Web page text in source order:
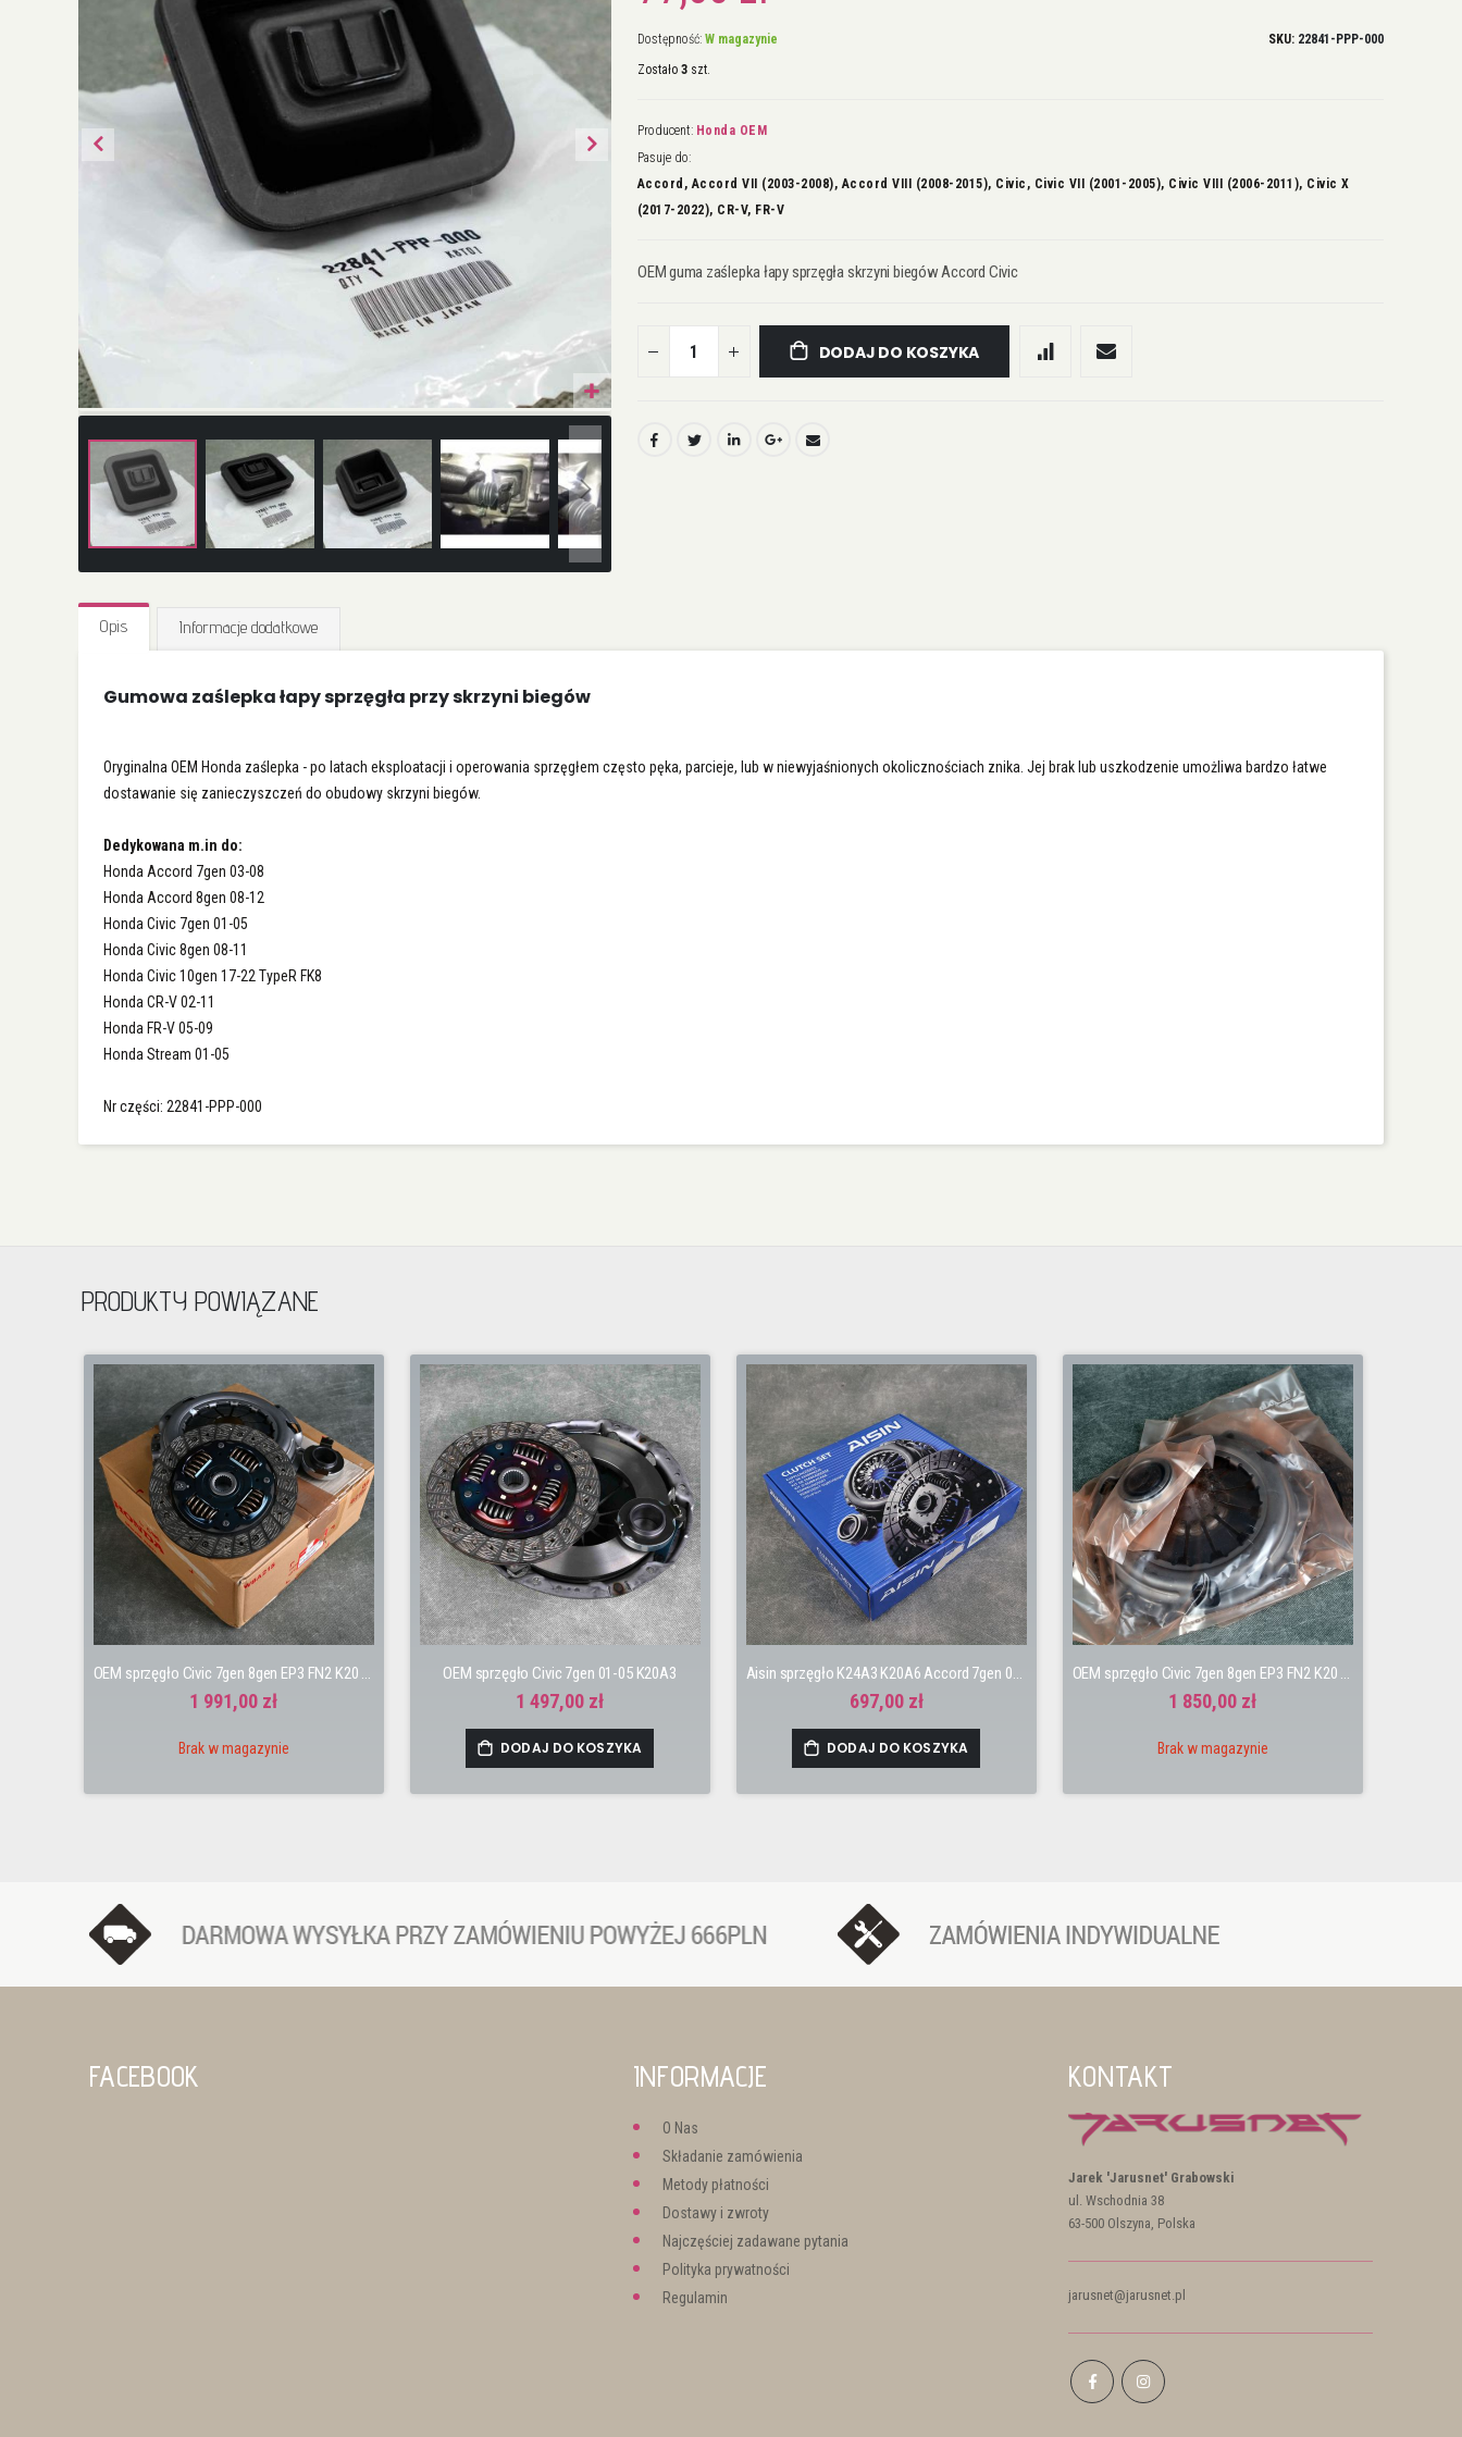
na
początek
Dostępność: W magazynie
Zostało 3szt.
SKU 22841-PPP-000
Producent: Honda OEM
Pasuje do:
Accord, Accord VII (2003-2008), Accord VIII (2008-2015), Civic, Civic VII (2001-2005), Civic VIII (2006-2011), Civic X
(2017-2022), CR-V, FR-V
OEM guma zaślepka łapy sprzęgła skrzyni biegów Accord Civic
DODAJ DO KOSZYKA
Opis
Gumowa zaślepka łapy sprzęgła przy skrzyni biegów
Oryginalna OEM Honda zaślepka - po latach eksploatacji i operowania sprzęgłem często pęka, parcieje, lub w niewyjaśnionych okolicznościach znika. Jej brak lub uszkodzenie umożliwa bardzo łatwe
dostawanie się zanieczyszczeń do obudowy skrzyni biegów.
Dedykowana m.in do:
Honda Accord 7gen 03-08
Honda Accord 8gen 08-12
Honda Civic 7gen 01-05
Honda Civic 8gen 08-11
Honda Civic 10gen 17-22 TypeR FK8
Honda CR-V 02-11
Honda FR-V 05-09
Honda Stream 01-05
Nr części: 22841-PPP-000
Informacje dodatkowe
PRODUKTY POWIĄZANE
OEM sprzęgło Civic 7gen 8gen EP3 FN2 K20 K20A2 K20Z K20Z4
1 991,00 zł
Brak w magazynie
OEM sprzęgło Civic 7gen 01-05 K20A3
1 497,00 zł
DODAJ DO KOSZYKA
Aisin sprzęgło K24A3 K20A6 Accord 7gen 03-08
697,00 zł
DODAJ DO KOSZYKA
OEM sprzęgło Civic 7gen 8gen EP3 FN2 K20 K20A2 K20Z
1 850,00 zł
Brak w magazynie
FACEBOOK INFORMACJE
O Nas
Składanie zamówienia
Metody płatności
Dostawy i zwroty
Najczęściej zadawane pytania
Polityka prywatności
Regulamin
KONTAKT
Jarek 'Jarusnet' Grabowski
ul. Wschodnia 38
63-500 Olszyna, Polska
jarusnet@jarusnet.pl